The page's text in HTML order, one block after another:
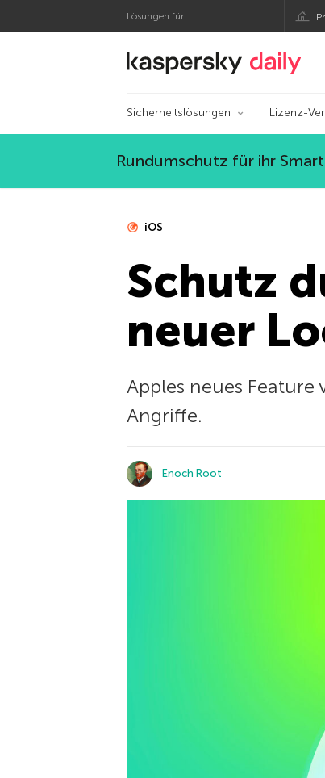
Lösungen für:
Offizieller
Sicherheitslösungen Lizenz-
Rundumschutz für ihr
iOS
Schutz
neuer
Apples neues
Angriffe.
Enoch Root